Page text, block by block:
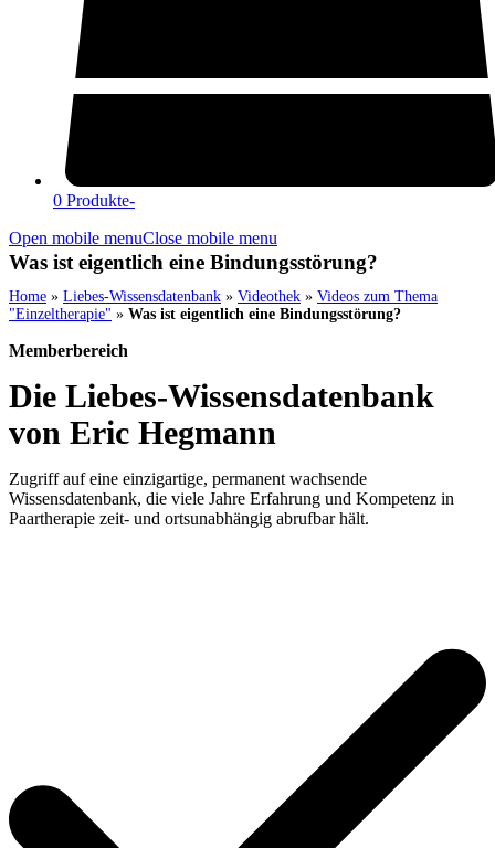
0 Produkte-
Open mobile menuClose mobile menu
Was ist eigentlich eine Bindungsstörung?
Home » Liebes-Wissensdatenbank » Videothek » Videos zum Thema
"Einzeltherapie" » Was ist eigentlich eine Bindungsstörung?
Memberbereich
Die Liebes-Wissensdatenbank
von Eric Hegmann
Zugriff auf eine einzigartige, permanent wachsende
Wissensdatenbank, die viele Jahre Erfahrung und Kompetenz in
Paartherapie zeit- und ortsunabhängig abrufbar hält.